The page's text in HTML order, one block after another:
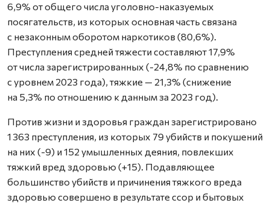
6,9% от общего числа уголовно-наказуемых
посягательств, из которых основная часть связана
с незаконным оборотом наркотиков (80,6%).
Преступления средней тяжести составляют 17,9%
от числа зарегистрированных (-24,8% по сравнению
с уровнем 2023 года), тяжкие — 21,3% (снижение
на 5,3% по отношению к данным за 2023 год).
Против жизни и здоровья граждан зарегистрировано
1 363 преступления, из которых 79 убийств и покушений
на них (-9) и 152 умышленных деяния, повлекших
тяжкий вред здоровью (+15). Подавляющее
большинство убийств и причинения тяжкого вреда
здоровью совершено в результате ссор и бытовых